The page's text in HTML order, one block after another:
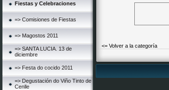
Fiestas y Celebraciones
=> Comisiones de Fiestas
=> Magostos 2011
=> SANTA LUCIA. 13 de
diciembre
=> Festa do cocido 2011
=> Degustación do Viño Tinto de
Cenlle
<= Volver a la categoría